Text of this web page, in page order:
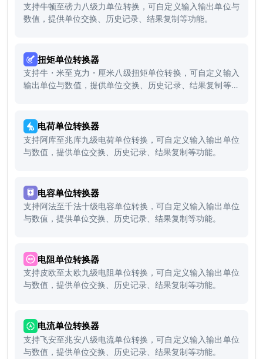
支持牛顿至磅力八级力单位转换，可自定义输入输出单位与
数值，提供单位交换、历史记录、结果复制等功能。
扭矩单位转换器
支持牛・米至克力・厘米八级扭矩单位转换，可自定义输入
输出单位与数值，提供单位交换、历史记录、结果复制等功
电荷单位转换器
支持阿库至兆库九级电荷单位转换，可自定义输入输出单位
与数值，提供单位交换、历史记录、结果复制等功能。
电容单位转换器
支持阿法至千法十级电容单位转换，可自定义输入输出单位
与数值，提供单位交换、历史记录、结果复制等功能。
电阻单位转换器
支持皮欧至太欧九级电阻单位转换，可自定义输入输出单位
与数值，提供单位交换、历史记录、结果复制等功能。
电流单位转换器
支持飞安至兆安八级电流单位转换，可自定义输入输出单位
与数值，提供单位交换、历史记录、结果复制等功能。